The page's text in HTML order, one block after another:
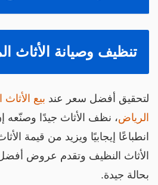
تنظيف وصيانة الأثاث
أفضل سعر عندبيع الأثاث
، نظف الأثاث جيدًا وصنّعه
إيجابيًا ويزيد من قيمة الأثاث.
النظيف وتقدم عروض أفضل
جيدة.